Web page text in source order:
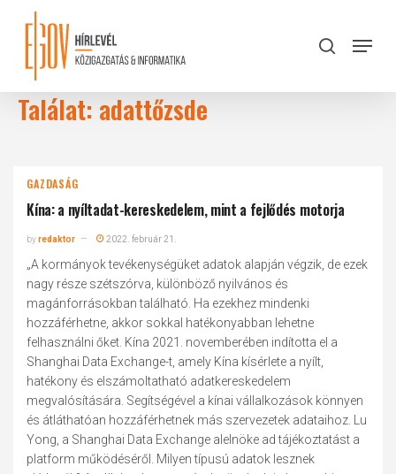
content
search
Menu
Találat: adattőzsde
GAZDASÁG
Kína: a nyíltadat-kereskedelem, mint a fejlődés motorja
byredaktor 2022. február 21.
„A kormányok tevékenységüket adatok alapján végzik, de ezek
nagy része szétszórva, különböző nyilvános és
magánforrásokban található. Ha ezekhez mindenki
hozzáférhetne, akkor sokkal hatékonyabban lehetne
felhasználni őket. Kína 2021. novemberében indította el a
Shanghai Data Exchange-t, amely Kína kísérlete a nyílt,
hatékony és elszámoltatható adatkereskedelem
megvalósítására. Segítségével a kínai vállalkozások könnyen
és átláthatóan hozzáférhetnek más szervezetek adataihoz. Lu
Yong, a Shanghai Data Exchange alelnöke ad tájékoztatást a
platform működéséről. Milyen típusú adatok lesznek
Close